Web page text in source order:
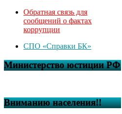
Обратная связь для
сообщений о фактах
коррупции
СПО «Справки БК»
Министерство юстиции РФ
Вниманию населения!!